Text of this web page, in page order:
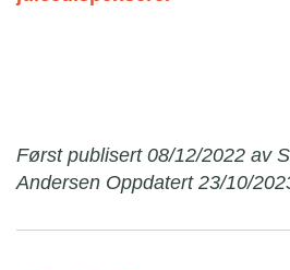
Først publisert 08/12/2022 av
Andersen Oppdatert 23/10/